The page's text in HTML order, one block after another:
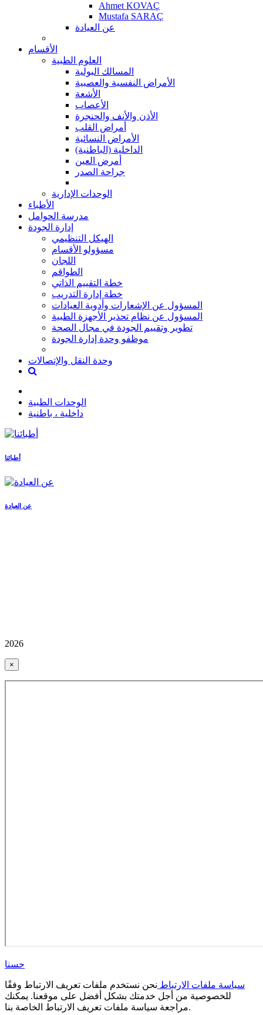
Ahmet KOVAÇ
Mustafa SARAÇ
عن العيادة
الأقسام
العلوم الطبية
المسالك البولية
الأمراض النفسية والعصبية
الأشعة
الأعصاب
الأذن والأنف والحنجرة
أمراض القلب
الأمراض النسائية
الداخلية (الباطنية)
أمرض العين
جراحة الصدر
الوحدات الإدارية
الأطباء
مدرسة الحوامل
إدارة الجودة
الهيكل التنظيمي
مسؤولو الأقسام
اللجان
الطواقم
خطة التقييم الذاتي
خطة إدارة التدريب
المسؤول عن الإشعارات وأدوية العيادات
المسؤول عن نظام تحذير الأجهزة الطبية
تطوير وتقييم الجودة في مجال الصحة
موظفو وحدة إدارة الجودة
وحدة النقل والإتصالات
الوحدات الطبية
داخلية ، باطنية
أطبائنا
عن العيادة
2026
×
حسنا
سياسة ملفات الارتباط نحن نستخدم ملفات تعريف الارتباط وفقًا
للخصوصية من أجل خدمتك بشكل أفضل على موقعنا. يمكنك
مراجعة سياسة ملفات تعريف الارتباط الخاصة بنا.